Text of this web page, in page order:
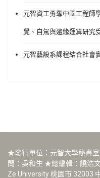
元智資工勇奪中國工程師
覺、自駕與邊緣運算研究
元智藝設系課程結合社
★發行單位：元智大學秘書
問：吳和生 ★總編輯：饒浩
Ze University 桃園市 32003